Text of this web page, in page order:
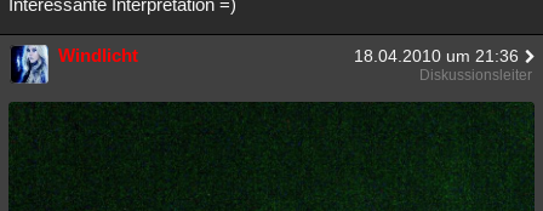
Windlicht 18.04.2010 um 21:36
Diskussionsleiter